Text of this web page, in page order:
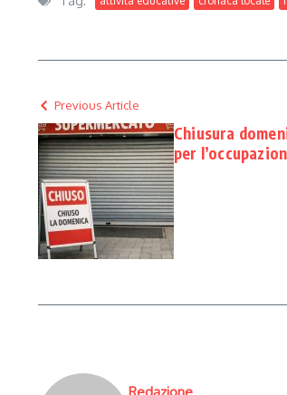
Previous Article
Chiusura
per